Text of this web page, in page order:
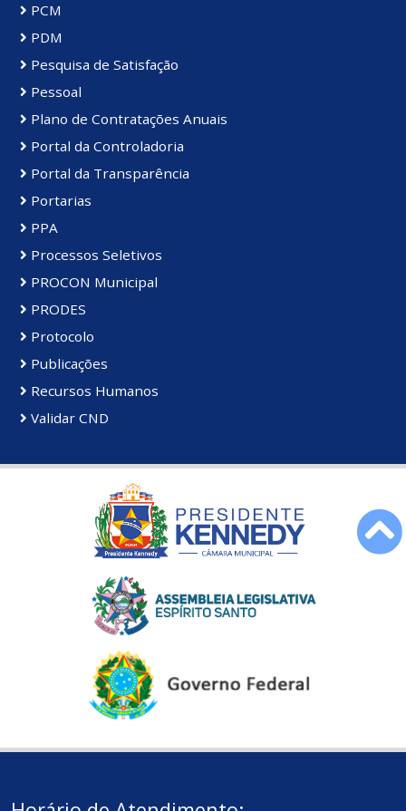
PCM
PDM
Pesquisa de Satisfação
Pessoal
Plano de Contratações Anuais
Portal da Controladoria
Portal da Transparência
Portarias
PPA
Processos Seletivos
PROCON Municipal
PRODES
Protocolo
Publicações
Recursos Humanos
Validar CND